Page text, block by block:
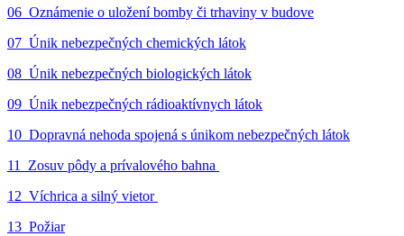
06_Oznámenie o uložení bomby či trhaviny v budove
07_Únik nebezpečných chemických látok
08_Únik nebezpečných biologických látok
09_Únik nebezpečných rádioaktívnych látok
10_Dopravná nehoda spojená s únikom nebezpečných látok
11_Zosuv pôdy a prívalového bahna
12_Víchrica a silný vietor
13_Požiar